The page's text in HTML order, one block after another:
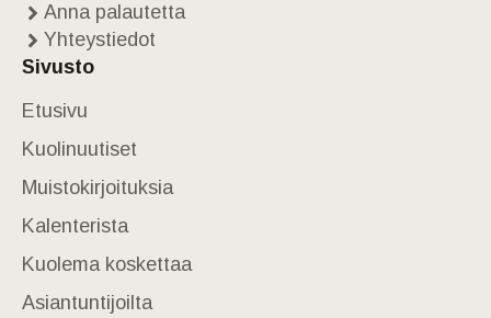
Anna palautetta
Yhteystiedot
Sivusto
Etusivu
Kuolinuutiset
Muistokirjoituksia
Kalenterista
Kuolema koskettaa
Asiantuntijoilta